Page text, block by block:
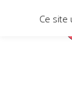
Ce site